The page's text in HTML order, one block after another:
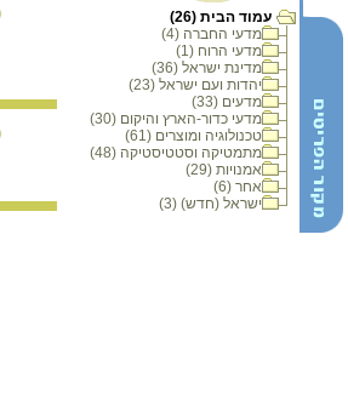
עמוד הבית (26)
מדעי החברה (4)
מדעי הרוח (1)
מדינת ישראל (36)
יהדות ועם ישראל (23)
מדעים (33)
מדעי כדור-הארץ והיקום (30)
טכנולוגיה ומוצרים (61)
מתמטיקה וסטטיסטיקה (48)
אמנויות (29)
אחר (6)
ישראל (חדש) (3)